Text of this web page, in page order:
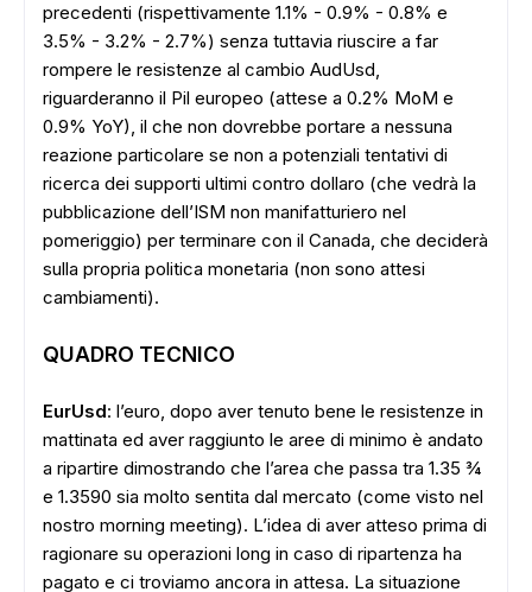
ADS
precedenti (rispettivamente 1.1% - 0.9% - 0.8% e
3.5% - 3.2% - 2.7%) senza tuttavia riuscire a far
rompere le resistenze al cambio AudUsd,
riguarderanno il Pil europeo (attese a 0.2% MoM e
0.9% YoY), il che non dovrebbe portare a nessuna
reazione particolare se non a potenziali tentativi di
ricerca dei supporti ultimi contro dollaro (che vedrà la
pubblicazione dell’ISM non manifatturiero nel
pomeriggio) per terminare con il Canada, che deciderà
sulla propria politica monetaria (non sono attesi
cambiamenti).
QUADRO TECNICO
EurUsd: l’euro, dopo aver tenuto bene le resistenze in
mattinata ed aver raggiunto le aree di minimo è andato
a ripartire dimostrando che l’area che passa tra 1.35 ¾
e 1.3590 sia molto sentita dal mercato (come visto nel
nostro morning meeting). L’idea di aver atteso prima di
ragionare su operazioni long in caso di ripartenza ha
pagato e ci troviamo ancora in attesa. La situazione